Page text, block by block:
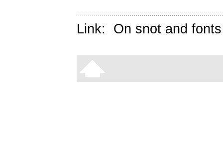
Link: On snot and fonts